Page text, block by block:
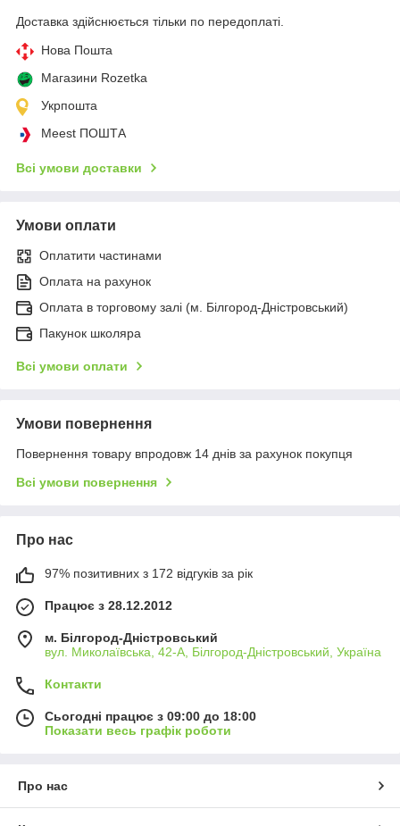
Доставка здійснюється тільки по передоплаті.
Нова Пошта
Магазини Rozetka
Укрпошта
Meest ПОШТА
Всі умови доставки
Умови оплати
Оплатити частинами
Оплата на рахунок
Оплата в торговому залі (м. Білгород-Дністровський)
Пакунок школяра
Всі умови оплати
Умови повернення
Повернення товару впродовж 14 днів за рахунок покупця
Всі умови повернення
Про нас
97% позитивних з 172 відгуків за рік
Працює з 28.12.2012
м. Білгород-Дністровський
вул. Миколаївська, 42-А, Білгород-Дністровський, Україна
Контакти
Сьогодні працює з 09:00 до 18:00
Показати весь графік роботи
Про нас